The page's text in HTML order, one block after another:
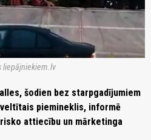
liepājniekiem.lv
šodien bez starpgadījumiem
piemineklis, informē
attiecību un mārketinga